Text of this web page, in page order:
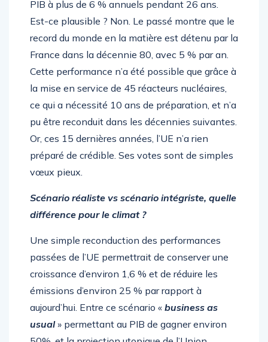
PIB à plus de 6 % annuels pendant 26 ans.
Est-ce plausible ? Non. Le passé montre que le
record du monde en la matière est détenu par la
France dans la décennie 80, avec 5 % par an.
Cette performance n’a été possible que grâce à
la mise en service de 45 réacteurs nucléaires,
ce qui a nécessité 10 ans de préparation, et n’a
pu être reconduit dans les décennies suivantes.
Or, ces 15 dernières années, l’UE n’a rien
préparé de crédible. Ses votes sont de simples
vœux pieux.
Scénario réaliste vs scénario intégriste, quelle
différence pour le climat ?
Une simple reconduction des performances
passées de l’UE permettrait de conserver une
croissance d’environ 1,6 % et de réduire les
émissions d’environ 25 % par rapport à
aujourd’hui. Entre ce scénario « business as
usual» permettant au PIB de gagner environ